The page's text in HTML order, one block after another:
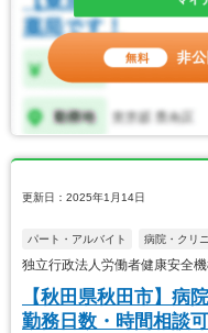
更新日：2025年1月14日
パート・アルバイト 病院・クリ
独立行政法人労働者健康安全
【秋田県秋田市】病
勤務日数・時間相談